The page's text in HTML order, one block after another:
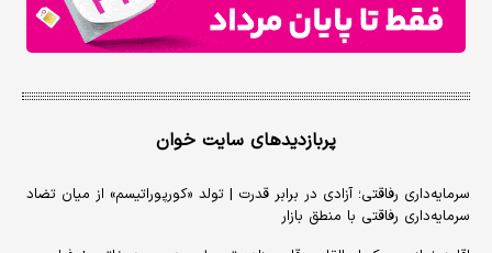
پربازدیدهای سایت خوان
سرمایه‌داری رفاقتی؛ آزادی در برابر قدرت | تولد «کورپوراتیسم» از میان تضاد
سرمایه‌داری رفاقتی با منطق بازار